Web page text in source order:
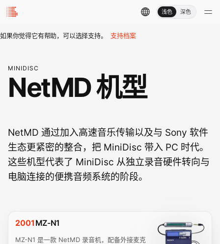
浅色 深色
如果你觉得它有帮助，可以选择支持。 支持档案
MINIDISC
NetMD 机型
NetMD 通过加入高速音乐传输以及与 Sony 软件
生态更紧密的整合，把 MiniDisc 带入 PC 时代。
这些机型代表了 MiniDisc 从独立录音硬件转向与
电脑连接的便携音频系统的阶段。
2001 MZ-N1
MZ-N1 是一款 NetMD 录音机，配备外接麦克